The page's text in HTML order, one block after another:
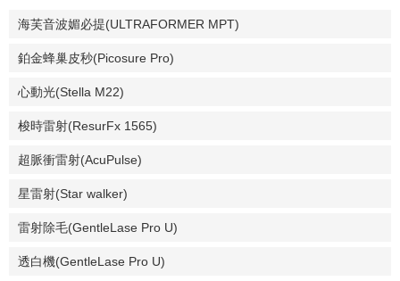
海芙音波媚必提(ULTRAFORMER MPT)
鉑金蜂巢皮秒(Picosure Pro)
心動光(Stella M22)
梭時雷射(ResurFx 1565)
超脈衝雷射(AcuPulse)
星雷射(Star walker)
雷射除毛(GentleLase Pro U)
透白機(GentleLase Pro U)